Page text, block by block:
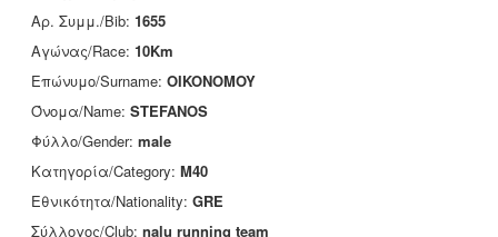
Αρ. Συμμ./Bib: 1655
Αγώνας/Race: 10Km
Επώνυμο/Surname: OIKONOMOY
Όνομα/Name: STEFANOS
Φύλλο/Gender: male
Κατηγορία/Category: M40
Εθνικότητα/Nationality: GRE
Σύλλογος/Club: nalu running team